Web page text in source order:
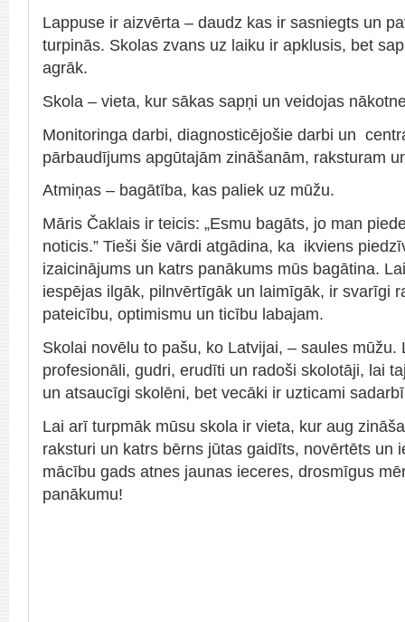
Lappuse ir aizvērta – daudz kas ir sasniegts un
turpinās. Skolas zvans uz laiku ir apklusis, bet
agrāk.
Skola – vieta, kur sākas sapņi un veidojas
Monitoringa darbi, diagnosticējošie darbi un
pārbaudījums apgūtajām zināšanām, raksturam
Atmiņas – bagātība, kas paliek uz mūžu.
Māris Čaklais ir teicis: „Esmu bagāts, jo man
noticis.” Tieši šie vārdi atgādina, ka ikviens
izaicinājums un katrs panākums mūs bagātina.
iespējas ilgāk, pilnvērtīgāk un laimīgāk, ir svarīgi
pateicību, optimismu un ticību labajam.
Skolai novēlu to pašu, ko Latvijai, – saules mūžu.
profesionāli, gudri, erudīti un radoši skolotāji, lai
un atsaucīgi skolēni, bet vecāki ir uzticami
Lai arī turpmāk mūsu skola ir vieta, kur aug
raksturi un katrs bērns jūtas gaidīts, novērtēts un
mācību gads atnes jaunas ieceres, drosmīgus
panākumu!